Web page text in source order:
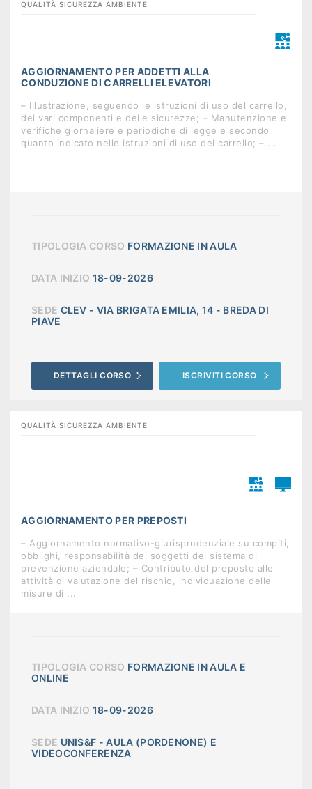
QUALITÀ SICUREZZA AMBIENTE
AGGIORNAMENTO PER ADDETTI ALLA
CONDUZIONE DI CARRELLI ELEVATORI
– Illustrazione, seguendo le istruzioni di uso del carrello,
dei vari componenti e delle sicurezze; – Manutenzione e
verifiche giornaliere e periodiche di legge e secondo
quanto indicato nelle istruzioni di uso del carrello; – ...
TIPOLOGIA CORSO FORMAZIONE IN AULA
DATA INIZIO 18-09-2026
SEDE CLEV - VIA BRIGATA EMILIA, 14 - BREDA DI
PIAVE
DETTAGLI CORSO ISCRIVITI CORSO
QUALITÀ SICUREZZA AMBIENTE
AGGIORNAMENTO PER PREPOSTI
– Aggiornamento normativo-giurisprudenziale su compiti,
obblighi, responsabilità dei soggetti del sistema di
prevenzione aziendale; – Contributo del preposto alle
attività di valutazione del rischio, individuazione delle
misure di ...
TIPOLOGIA CORSO FORMAZIONE IN AULA E
ONLINE
DATA INIZIO 18-09-2026
SEDE UNIS&F - AULA (PORDENONE) E
VIDEOCONFERENZA